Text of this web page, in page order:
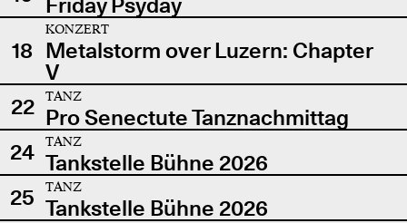
18
KONZERT
Metalstorm over Luzern: Chapter
V
22
TANZ
Pro Senectute Tanznachmittag
24
TANZ
Tankstelle Bühne 2026
25
TANZ
Tankstelle Bühne 2026